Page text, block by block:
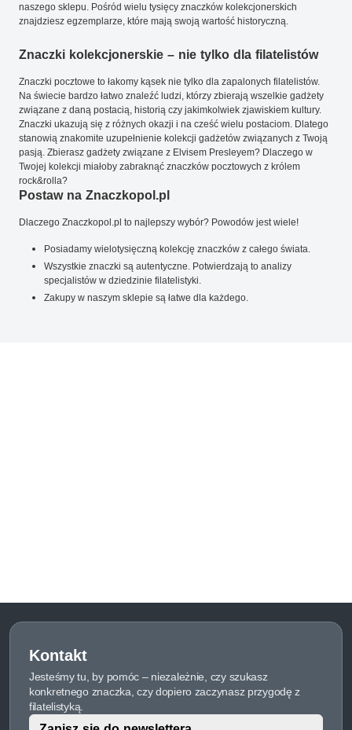
naszego sklepu. Pośród wielu tysięcy znaczków kolekcjonerskich
znajdziesz egzemplarze, które mają swoją wartość historyczną.
Znaczki kolekcjonerskie – nie tylko dla filatelistów
Znaczki pocztowe to łakomy kąsek nie tylko dla zapalonych filatelistów.
Na świecie bardzo łatwo znaleźć ludzi, którzy zbierają wszelkie gadżety
związane z daną postacią, historią czy jakimkolwiek zjawiskiem kultury.
Znaczki ukazują się z różnych okazji i na cześć wielu postaciom. Dlatego
stanowią znakomite uzupełnienie kolekcji gadżetów związanych z Twoją
pasją. Zbierasz gadżety związane z Elvisem Presleyem? Dlaczego w
Twojej kolekcji miałoby zabraknąć znaczków pocztowych z królem
rock&rolla?
Postaw na Znaczkopol.pl
Dlaczego Znaczkopol.pl to najlepszy wybór? Powodów jest wiele!
Posiadamy wielotysięczną kolekcję znaczków z całego świata.
Wszystkie znaczki są autentyczne. Potwierdzają to analizy
specjalistów w dziedzinie filatelistyki.
Zakupy w naszym sklepie są łatwe dla każdego.
Kontakt
Jesteśmy tu, by pomóc – niezależnie, czy szukasz
konkretnego znaczka, czy dopiero zaczynasz przygodę z
filatelistyką.